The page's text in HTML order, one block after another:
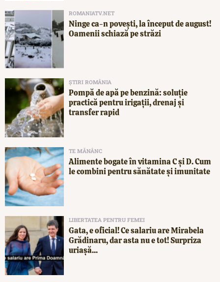
ROMANIATV.NET
Ninge ca-n povești, la început de august!
Oamenii schiază pe străzi
ȘTIRI ROMÂNIA
Pompă de apă pe benzină: soluție
practică pentru irigații, drenaj și
transfer rapid
TE MĂNÂNC
Alimente bogate în vitamina C și D. Cum
le combini pentru sănătate și imunitate
LIBERTATEA PENTRU FEMEI
Gata, e oficial! Ce salariu are Mirabela
Grădinaru, dar asta nu e tot! Surpriza
uriașă...